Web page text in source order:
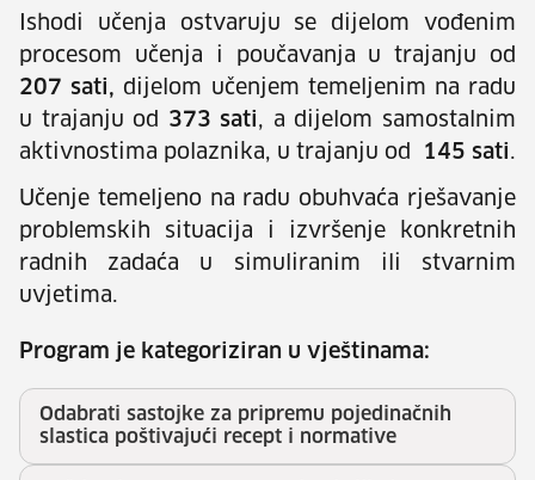
Ishodi učenja ostvaruju se dijelom vođenim
procesom učenja i poučavanja u trajanju od
207 sati, dijelom učenjem temeljenim na radu
u trajanju od 373 sati, a dijelom samostalnim
aktivnostima polaznika, u trajanju od
145 sati.
Učenje temeljeno na radu obuhvaća rješavanje
problemskih situacija i izvršenje konkretnih
radnih zadaća u simuliranim ili stvarnim
uvjetima.
Program je kategoriziran u vještinama:
Odabrati sastojke za pripremu pojedinačnih
slastica poštivajući recept i normative